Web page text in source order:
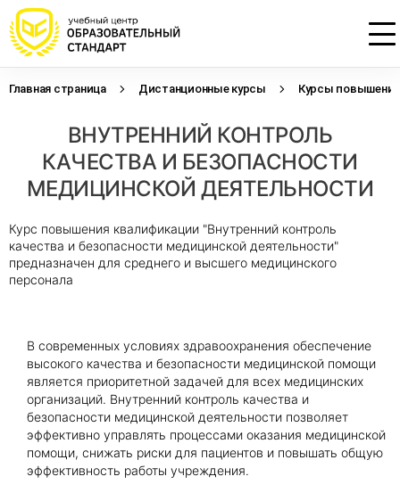
Главная страница Дистанционные курсы Курсы повышения
ВНУТРЕННИЙ КОНТРОЛЬ
КАЧЕСТВА И БЕЗОПАСНОСТИ
МЕДИЦИНСКОЙ ДЕЯТЕЛЬНОСТИ
Курс повышения квалификации "Внутренний контроль
качества и безопасности медицинской деятельности"
предназначен для среднего и высшего медицинского
персонала
В современных условиях здравоохранения обеспечение
высокого качества и безопасности медицинской помощи
является приоритетной задачей для всех медицинских
организаций. Внутренний контроль качества и
безопасности медицинской деятельности позволяет
эффективно управлять процессами оказания медицинской
помощи, снижать риски для пациентов и повышать общую
эффективность работы учреждения.
Оставьте свои данные, наши специалисты
свяжутся с Вами
Приложите документы
Оставьте свои данные, наши специалисты
свяжутся с Вами
начислением баллов 14 ЗЕТ
Оставьте свои данные, наши специалисты
проконсультируют Вас
Получить консультацию